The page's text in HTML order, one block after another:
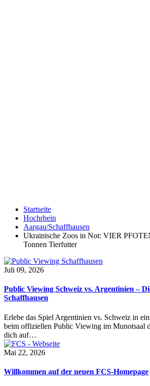
Startseite
Hochrhein
Aargau/Schaffhausen
Ukrainische Zoos in Not: VIER
Tonnen Tierfutter
Juli 09, 2026
Public Viewing Schweiz vs. Argentinien –
Schaffhausen
Erlebe das Spiel Argentinien vs. Schweiz in
beim offiziellen Public Viewing im Munotsaal
dich auf…
Mai 22, 2026
Willkommen auf der neuen FCS-Homepage